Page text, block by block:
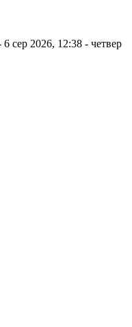
6 сер 2026, 12:38 - четвер